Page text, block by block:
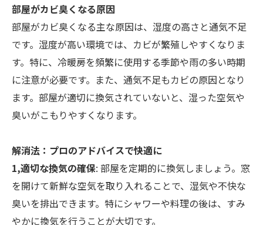
部屋がカビ臭くなる原因
部屋がカビ臭くなる主な原因は、湿度の高さと通気不足
です。湿度が高い環境では、カビが繁殖しやすくなりま
す。特に、冷暖房を頻繁に使用する季節や雨の多い時期
に注意が必要です。また、通気不足もカビの原因となり
ます。部屋が適切に換気されていないと、湿った空気や
臭いがこもりやすくなります。
解消法：プロのアドバイスで快適に
1,適切な換気の確保: 部屋を定期的に換気しましょう。窓
を開けて新鮮な空気を取り入れることで、湿気や不快な
臭いを排出できます。特にシャワーや料理の後は、すみ
やかに換気を行うことが大切です。